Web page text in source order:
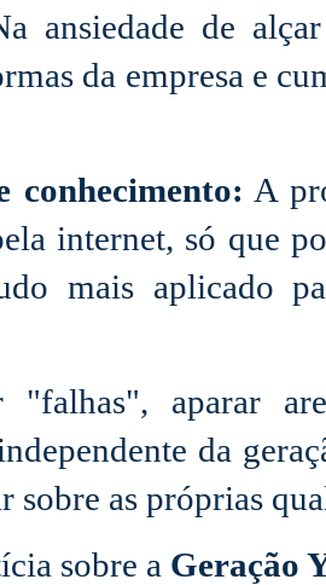
ansiedade de
da empresa e
conhecimento: A
internet, só que
mais aplicado
"falhas", aparar
da
sobre as próprias
sobre a Geração